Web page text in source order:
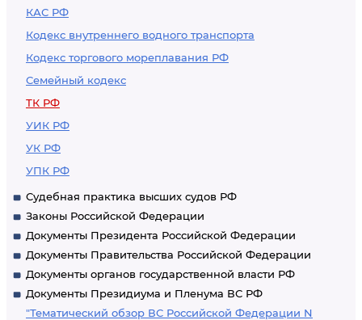
КАС РФ
Кодекс внутреннего водного транспорта
Кодекс торгового мореплавания РФ
Семейный кодекс
ТК РФ
УИК РФ
УК РФ
УПК РФ
Судебная практика высших судов РФ
Законы Российской Федерации
Документы Президента Российской Федерации
Документы Правительства Российской Федерации
Документы органов государственной власти РФ
Документы Президиума и Пленума ВС РФ
"Тематический обзор ВС Российской Федерации N